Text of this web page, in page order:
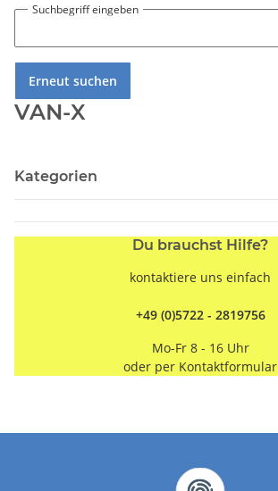
Suchbegriff eingeben
Erneut suchen
VAN-X
Kategorien
Du brauchst Hilfe?
kontaktiere uns einfach
+49 (0)5722 - 2819756
Mo-Fr 8 - 16 Uhr
oder per Kontaktformular